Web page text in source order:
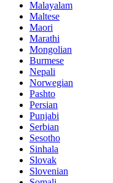
Malayalam
Maltese
Maori
Marathi
Mongolian
Burmese
Nepali
Norwegian
Pashto
Persian
Punjabi
Serbian
Sesotho
Sinhala
Slovak
Slovenian